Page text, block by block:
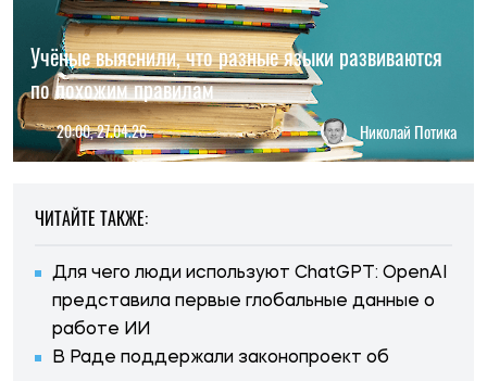
Учёные выяснили, что разные языки развиваются
по похожим правилам
20:00, 27.04.26 Николай Потика
ЧИТАЙТЕ ТАКЖЕ:
Для чего люди используют ChatGPT: OpenAI
представила первые глобальные данные о
работе ИИ
В Раде поддержали законопроект об